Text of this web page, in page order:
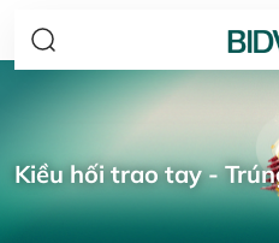
Kiều hối trao tay -